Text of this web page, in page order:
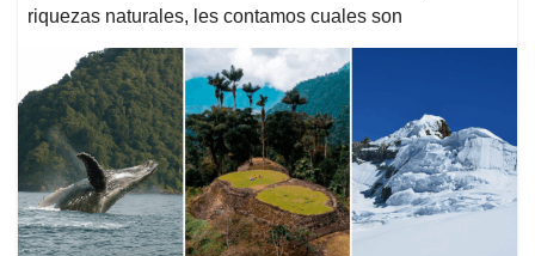
riquezas naturales, les contamos cuales son